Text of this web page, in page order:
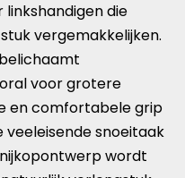
die
vergemakkelijken.
voor grotere
en comfortabele grip
snoeitaak
wordt